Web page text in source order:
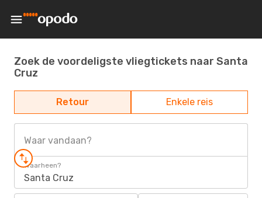
Zoek de voordeligste vliegtickets naar Santa
Cruz
Retour Enkele reis
Waar vandaan?
Waarheen?
Santa Cruz